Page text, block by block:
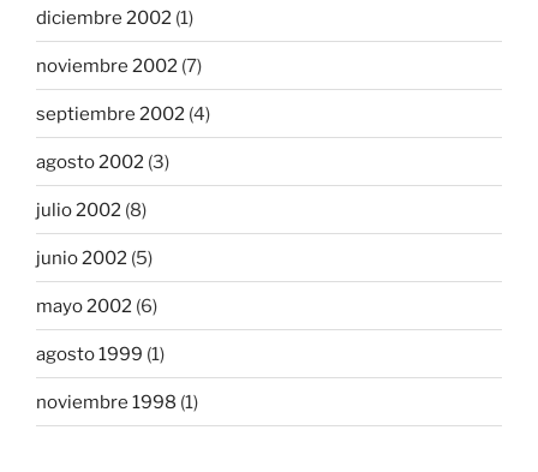
diciembre 2002 (1)
noviembre 2002 (7)
septiembre 2002 (4)
agosto 2002 (3)
julio 2002 (8)
junio 2002 (5)
mayo 2002 (6)
agosto 1999 (1)
noviembre 1998 (1)